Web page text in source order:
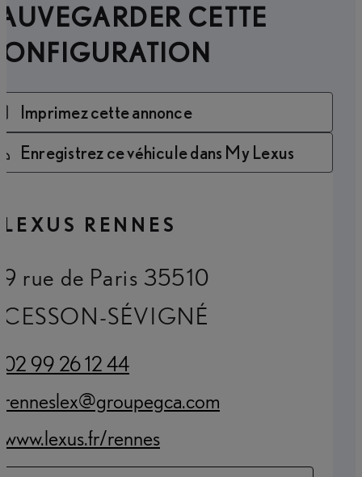
CETTE
Imprimez cette annonce
Enregistrez ce véhicule dans My Lexus
LEXUS RENNES
9 rue de Paris 35510
CESSON-SÉVIGNÉ
02 99 26 12 44
(Opens in new tab)
renneslex@groupegca.com
(Opens in new tab)
www.lexus.fr/rennes
(Opens in new tab)